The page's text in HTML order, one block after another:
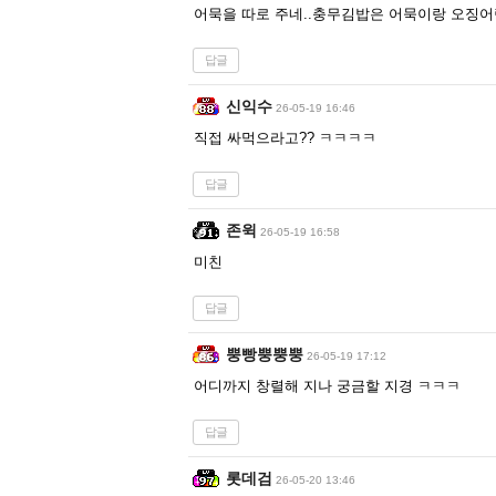
어묵을 따로 주네..충무김밥은 어묵이랑 오징
답글
신익수 26-05-19 16:46
직접 싸먹으라고?? ㅋㅋㅋㅋ
답글
존윅 26-05-19 16:58
미친
답글
뿡빵뿡뿡뿡 26-05-19 17:12
어디까지 창렬해 지나 궁금할 지경 ㅋㅋㅋ
답글
롯데검 26-05-20 13:46